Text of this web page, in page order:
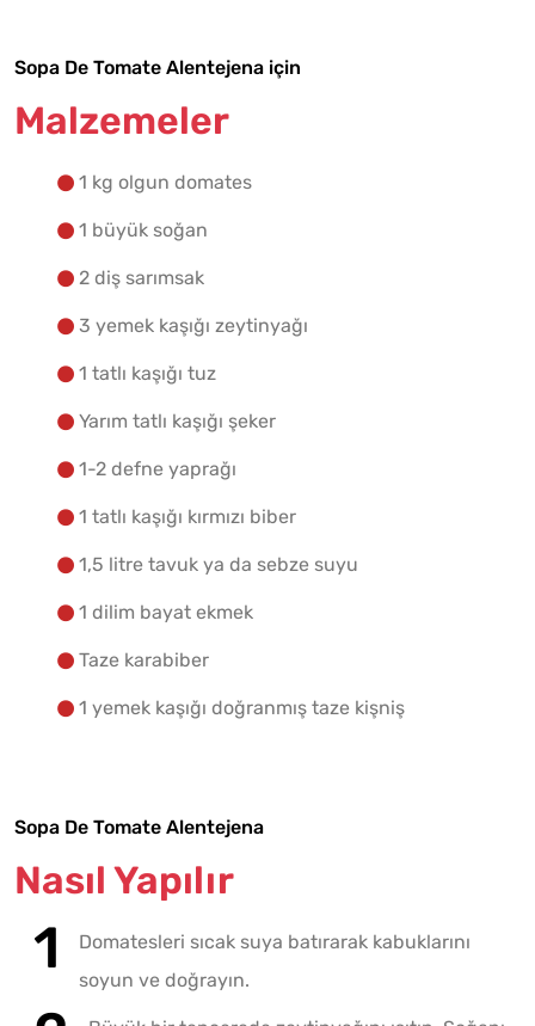
Sopa De Tomate Alentejena için
Malzemeler
1 kg olgun domates
1 büyük soğan
2 diş sarımsak
3 yemek kaşığı zeytinyağı
1 tatlı kaşığı tuz
Yarım tatlı kaşığı şeker
1-2 defne yaprağı
1 tatlı kaşığı kırmızı biber
1,5 litre tavuk ya da sebze suyu
1 dilim bayat ekmek
Taze karabiber
1 yemek kaşığı doğranmış taze kişniş
Sopa De Tomate Alentejena
Nasıl Yapılır
Domatesleri sıcak suya batırarak kabuklarını
soyun ve doğrayın.